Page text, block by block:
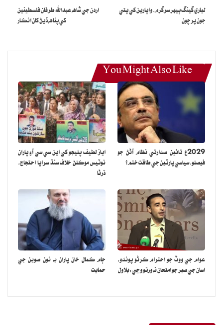
جي رهواسڻ آهي، پوليس اختيارين جو چوڻ آهي ته واقعي جي جاچ ڪئي
پئي وڃي ته گهريلو ملازمه ناري جو موت ڪيئن ٿيو، وارثن زيادتي ۽ زهر
لياري گينگ ٻيهر سرگرم، واپارين کي ڀتي
جون پرچون
اردن جي شاهه عبدالله طرفان فلسطينين
کي پناهه ڏيڻ کان انڪار
You Might Also Like
2029ع تائين صدارتي نظام آڻڻ جو
فيصلو، سياسي پارٽين جي طاقت ختم؟
اياز لطيف پليجو کي اين سي سي آءِ پاران
نوٽيس موڪلڻ خلاف سنڌ سراپا احتجاج،
ڌرڻا
عوام جي ووٽ جو احترام ڪرڻو پوندو،
اسان جي صبر جو امتحان نه ورتو وڃي:بلاول
ڄام ڪمال خان پاران به نون صوبن جي
حمايت